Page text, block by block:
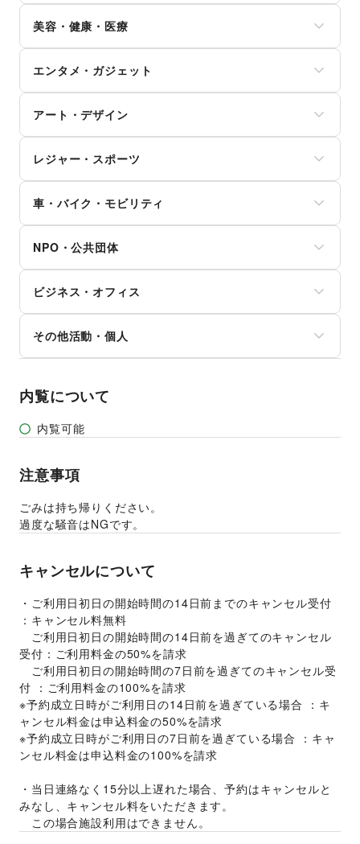
和服・着物
古着
その他ファッション
物産展・マルシェ
キッチンカー・移動販売
野菜・果物・生鮮食品
その他フード・飲食
花・盆栽・ドライフラワー
犬・猫・ペット
日用雑貨
食器・陶磁器
その他インテリア・生活雑貨
定期宅配
リサイクル雑貨・古本
冠婚葬祭
資格・習い事
リフォーム
住宅（購入・賃貸）
たばこ
修理・メンテナンス
就職・転職・求人
住宅ローン
証券・FX
不動産投資
その他金融サービス
ランドセル
学習教材・通信教育
子供向け教室・レッスン
塾・家庭教師
おもちゃ・絵本
その他子育て・教育
美容・健康・医療
ダイエット・健康グッズ
美容・コスメ・香水
ヘアケア・シャンプー
美容家電
ヘアサロン・ネイルサロン
マッサージ・整体
女性用品・フェムテック
コンタクトレンズ
医療・医薬品
その他美容・健康
エンタメ・ガジェット
スマホアクセサリー
ガジェット
ゲーム
アニメ
コミック・マンガ
アイドル・芸能人
CD・DVD・本・雑誌
Webメディア・アプリ
テレビ・ドラマ
映画
音楽・ライブ
演劇
占い
その他エンタメ・ガジェット
アート・デザイン
写真・イラストレーション
立体作品・彫刻
その他アート・デザイン
レジャー・スポーツ
キャンプ・アウトドア
野球
サッカー
バスケットボール
ゴルフ
その他レジャー・スポーツ
車・バイク・モビリティ
バイク・オートバイ
自転車・ロードバイク
マイクロモビリティ
その他車・バイク・モビリティ
NPO・公共団体
外国団体・大使館
募金・寄付
NPO・ボランティア活動
その他NPO・公共団体
ビジネス・オフィス
オフィス家具・OA機器
イベント企画・運営
その他活動・個人
内覧について
内覧可能
注意事項
ごみは持ち帰りください。
過度な騒音はNGです。
キャンセルについて
・ご利用日初日の開始時間の14日前までのキャンセル受付
：キャンセル料無料
ご利用日初日の開始時間の14日前を過ぎてのキャンセル
受付：ご利用料金の50%を請求
ご利用日初日の開始時間の7日前を過ぎてのキャンセル受
付 ：ご利用料金の100%を請求
※予約成立日時がご利用日の14日前を過ぎている場合 ：キ
ャンセル料金は申込料金の50%を請求
※予約成立日時がご利用日の7日前を過ぎている場合 ：キャ
ンセル料金は申込料金の100%を請求
・当日連絡なく15分以上遅れた場合、予約はキャンセルと
みなし、キャンセル料をいただきます。
この場合施設利用はできません。